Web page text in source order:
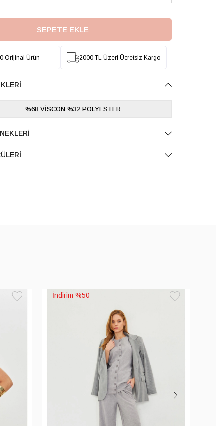
Orijinal Ürün 2000 TL Üzeri Ücretsiz Kargo
%68 VİSCON %32 POLYESTER
%50